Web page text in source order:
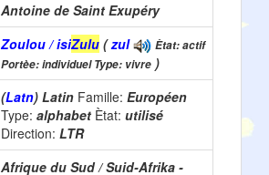
Antoine de Saint Exupéry
Zoulou / isiZulu (zul
Ètat: actif
Portèe: individuel Type: vivre )
(Latn) Latin Famille: Européen
Type: alphabet Ètat: utilisé
Direction: LTR
Afrique du Sud / Suid-Afrika -